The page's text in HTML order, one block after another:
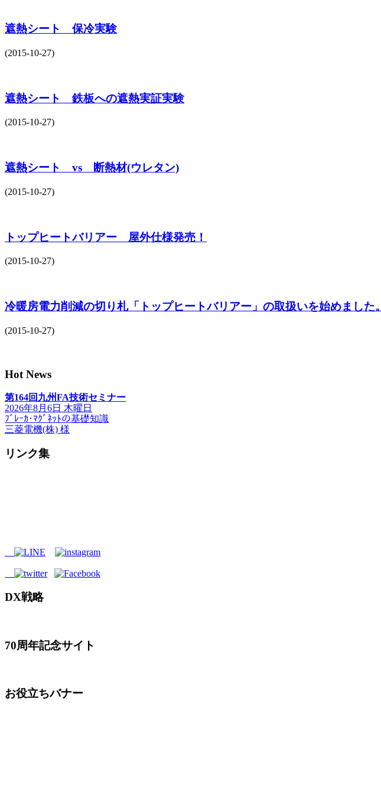
遮熱シート 保冷実験
(2015-10-27)
遮熱シート 鉄板への遮熱実証実験
(2015-10-27)
遮熱シート vs 断熱材(ウレタン)
(2015-10-27)
トップヒートバリアー 屋外仕様発売！
(2015-10-27)
冷暖房電力削減の切り札「トップヒートバリアー」の取扱いを始めました。
(2015-10-27)
Hot News
第164回九州FA技術セミナー
2026年8月6日 木曜日
ﾌﾞﾚｰｶ･ﾏｸﾞﾈｯﾄの基礎知識
三菱電機(株) 様
リンク集
DX戦略
70周年記念サイト
お役立ちバナー